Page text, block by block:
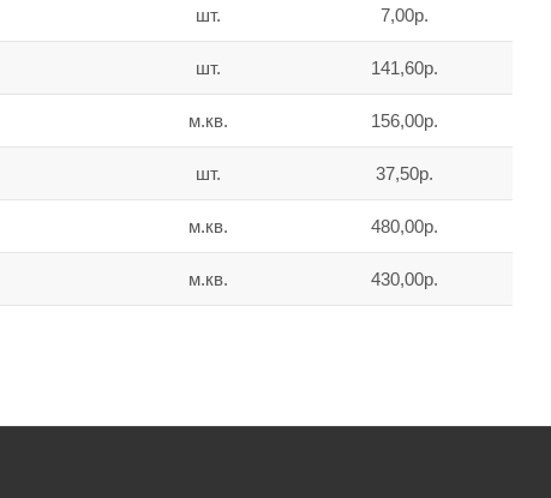
шт. 7,00р.
шт. 141,60р.
м.кв. 156,00р.
шт. 37,50р.
м.кв. 480,00р.
м.кв. 430,00р.